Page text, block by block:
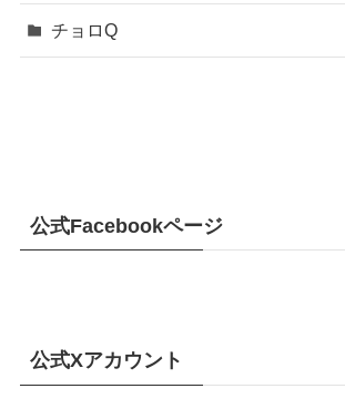
チョロQ
公式Facebookページ
公式Xアカウント